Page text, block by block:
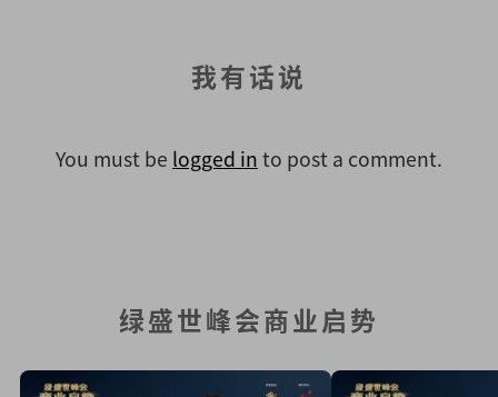
我有话说
You must be logged in to post a comment.
绿盛世峰会商业启势